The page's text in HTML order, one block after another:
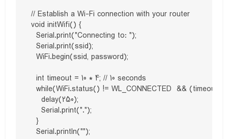
// Establish a Wi-Fi connection with your router
void initWifi() {
  Serial.print("Connecting to: ");
  Serial.print(ssid);
  WiFi.begin(ssid, password);
  int timeout = 10 * 4; // 10 seconds
while(WiFi.status() != WL_CONNECTED  && (timeout--
    delay(250);
    Serial.print(".");
  }
  Serial.println("");